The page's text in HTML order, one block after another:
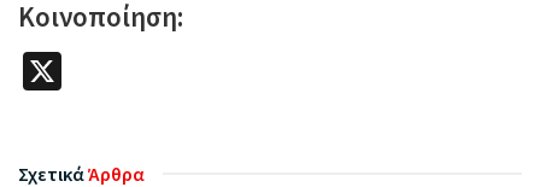
Κοινοποίηση:
ΣχετικάΆρθρα